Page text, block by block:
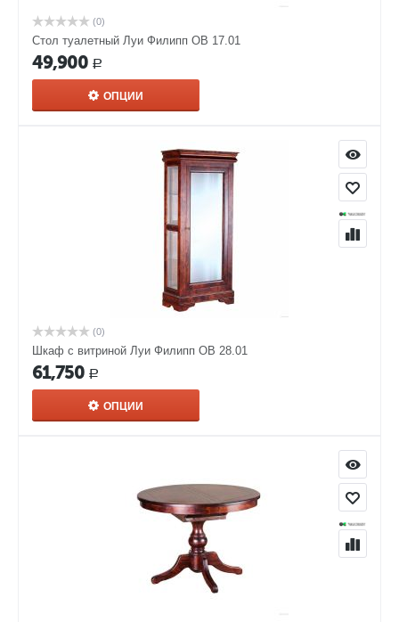
(0)
Стол туалетный Луи Филипп ОВ 17.01
49,900 Р
ОПЦИИ
(0)
Шкаф с витриной Луи Филипп ОВ 28.01
61,750 Р
ОПЦИИ